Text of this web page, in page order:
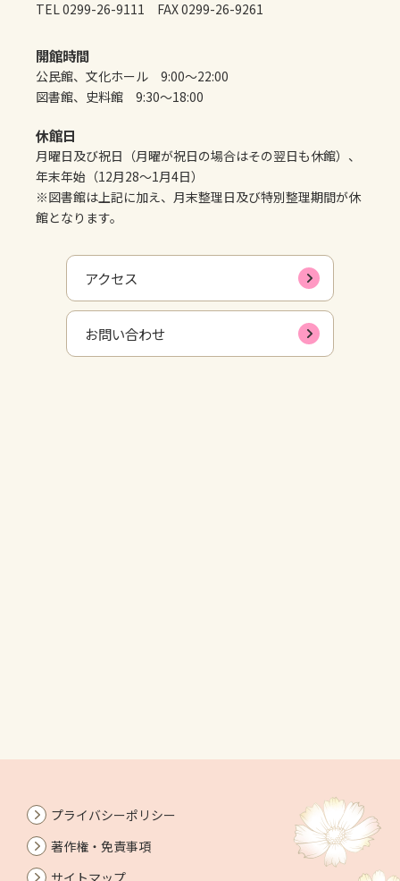
TEL 0299-26-9111 FAX 0299-26-9261
開館時間
公民館、文化ホール 9:00～22:00
図書館、史料館 9:30～18:00
休館日
月曜日及び祝日（月曜が祝日の場合はその翌日も休館）、
年末年始（12月28～1月4日）
※図書館は上記に加え、月末整理日及び特別整理期間が休
館となります。
アクセス
お問い合わせ
プライバシーポリシー
著作権・免責事項
サイトマップ